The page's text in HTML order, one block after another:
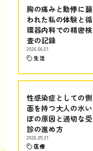
胸の痛みと動悸に襲
われた私の体験と循
環器内科での精密検
査の記録
2026.06.01
生活
性感染症としての側
面を持つ大人の水い
ぼの原因と適切な受
診の進め方
2026.05.31
医療